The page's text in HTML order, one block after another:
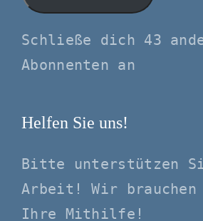
Schließe dich 43
Abonnenten an
Helfen Sie uns!
Bitte unterstützen
Arbeit! Wir brauchen
Ihre Mithilfe!